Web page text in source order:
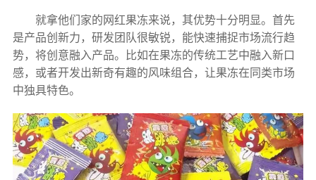
就拿他们家的网红果冻来说，其优势十分明显。首先
是产品创新力，研发团队很敏锐，能快速捕捉市场流行趋
势，将创意融入产品。比如在果冻的传统工艺中融入新口
感，或者开发出新奇有趣的风味组合，让果冻在同类市场
中独具特色。